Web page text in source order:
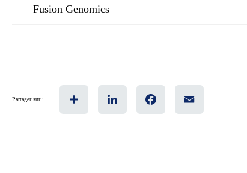
– Fusion Genomics
Partager sur :